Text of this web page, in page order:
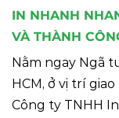
IN NHANH
VÀ THÀNH
Nằm ngay Ngã
HCM, ở vị trí
Công ty TNHH